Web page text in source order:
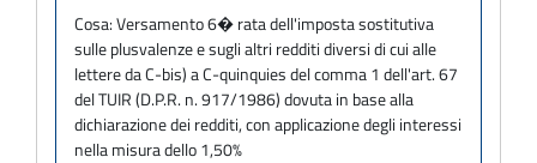
Cosa:Versamento 6� rata dell'imposta sostitutiva
sulle plusvalenze e sugli altri redditi diversi di cui alle
lettere da C-bis) a C-quinquies del comma 1 dell'art. 67
del TUIR (D.P.R. n. 917/1986) dovuta in base alla
dichiarazione dei redditi, con applicazione degli interessi
nella misura dello 1,50%